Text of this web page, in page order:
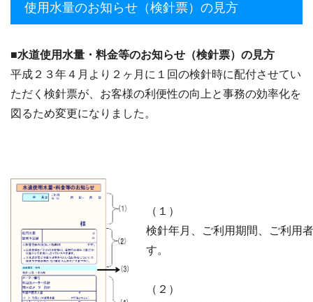
使用水量のお知らせ（検針票）の見方
■水道使用水量・料金等のお知らせ（検針票）の見方
平成２３年４月より２ヶ月に１回の検針時に配付させてい
ただく検針票が、お客様の利便性の向上と事務の効率化を
図るため変更になりました。
（１）
検針年月、ご利用期間、ご利用
す。
（２）